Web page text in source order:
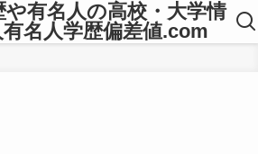
有名人の高校・大学情
名人学歴偏差値.com